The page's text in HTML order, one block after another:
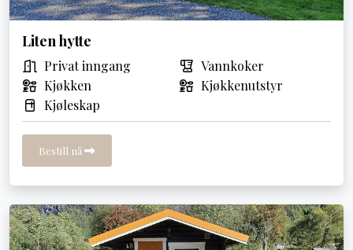
Liten hytte
Privat inngang
Vannkoker
Kjøkken
Kjøkkenutstyr
Kjøleskap
Bestill nå